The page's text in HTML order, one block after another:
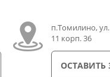
п.Томилино,
11 корп. 36
ОСТАВИТЬ